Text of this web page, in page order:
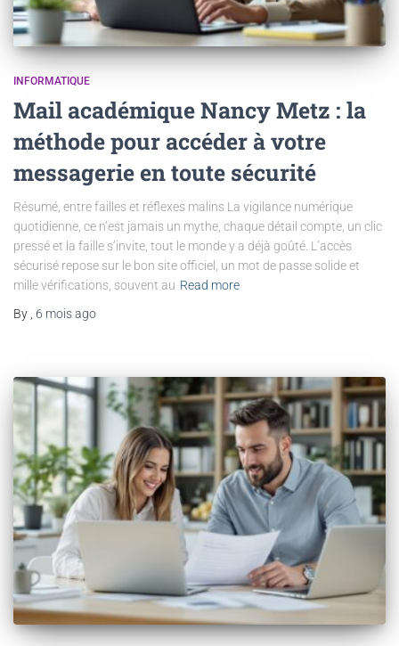
INFORMATIQUE
Mail académique Nancy Metz : la
méthode pour accéder à votre
messagerie en toute sécurité
Résumé, entre failles et réflexes malins La vigilance numérique
quotidienne, ce n’est jamais un mythe, chaque détail compte, un clic
pressé et la faille s’invite, tout le monde y a déjà goûté. L’accès
sécurisé repose sur le bon site officiel, un mot de passe solide et
mille vérifications, souvent au Read more
By
6 moisago